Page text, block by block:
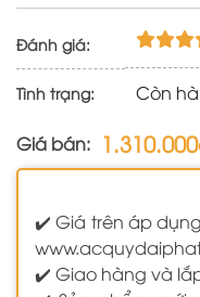
Đánh giá:
Tình trạng: Còn
Giá bán:
✔️ Giá trên áp
✔️ Giao hàng và